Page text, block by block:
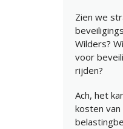
Zien we
Wilders?
voor
rijden?
Ach, het
kosten